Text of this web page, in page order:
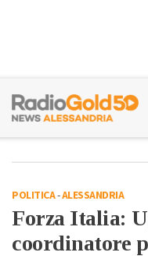
POLITICA-ALESSANDRIA
Forza Italia:
coordinatore